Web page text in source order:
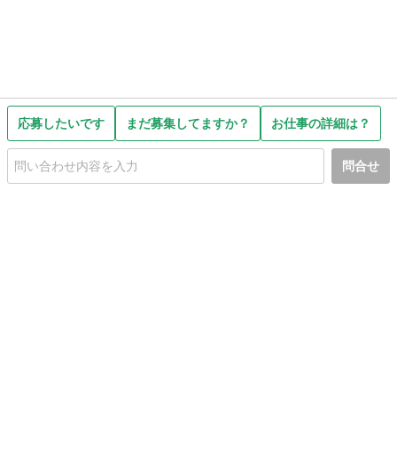
応募したいです まだ募集してますか？ お仕事の詳細は？
問合せ